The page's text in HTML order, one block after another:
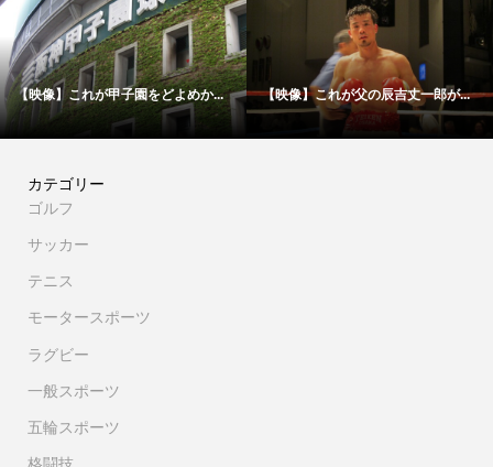
【映像】これが甲子園をどよめか... 【映像】これが父の辰吉丈一郎が...
カテゴリー
ゴルフ
サッカー
テニス
モータースポーツ
ラグビー
一般スポーツ
五輪スポーツ